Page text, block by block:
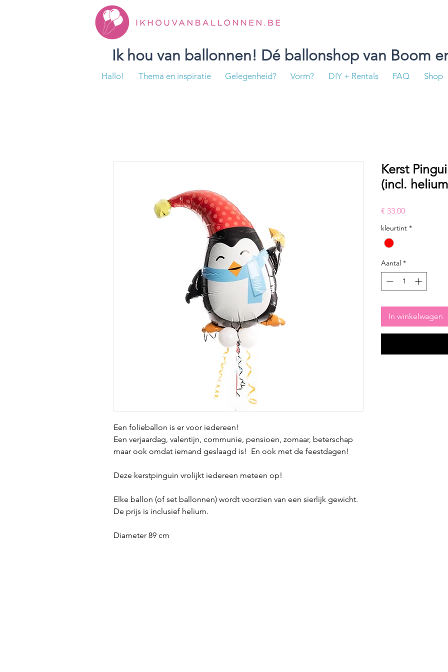
Ik hou van ballonnen! Dé ballonshop van Boom
Hallo! Thema en inspiratie Gelegenheid? Vorm? DIY + Rentals FAQ Shop
Een folieballon is er voor iedereen!
Een verjaardag, valentijn, communie, pensioen, zomaar, beterschap
maar ook omdat iemand geslaagd is! En ook met de feestdagen!
Deze kerstpinguin vrolijkt iedereen meteen op!
Elke ballon (of set ballonnen) wordt voorzien van een sierlijk gewicht.
De prijs is inclusief helium.
Diameter 89 cm
Kerst
(incl.
€ 33,00Prijs
kleurtint *
Aantal *
In winkelwagen